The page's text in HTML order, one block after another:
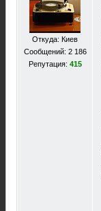
Откуда: Киев
Сообщений: 2 186
Репутация: 415